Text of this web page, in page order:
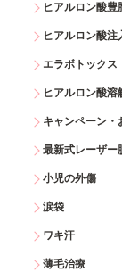
ヒアルロン酸豊
ヒアルロン酸注
エラボトックス
ヒアルロン酸溶
キャンペーン・
最新式レーザー
小児の外傷
涙袋
ワキ汗
薄毛治療